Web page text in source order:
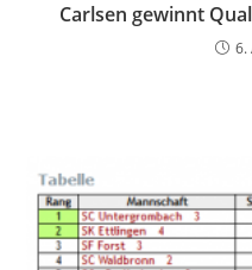
Carlsen gewinnt
6.